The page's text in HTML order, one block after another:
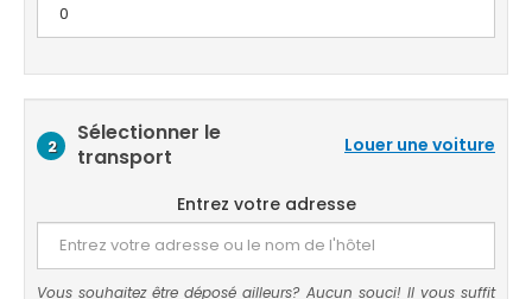
2
Sélectionner le
transport
Louer une voiture
Entrez votre adresse
Vous souhaitez être déposé ailleurs? Aucun souci! Il vous suffit